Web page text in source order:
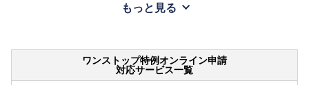
もっと見る
ワンストップ特例オンライン申請
対応サービス一覧